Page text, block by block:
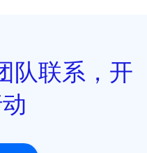
队联系，开